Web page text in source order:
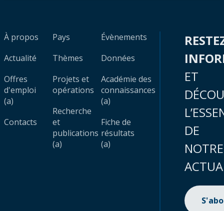
À propos
Actualité
Offres
d'emploi
(a)
Contacts
Pays
Thèmes
Projets et
opérations
Recherche
et
publications
(a)
Évènements
Données
Académie des
connaissances
(a)
Fiche de
résultats
(a)
ET
DE
NOTRE